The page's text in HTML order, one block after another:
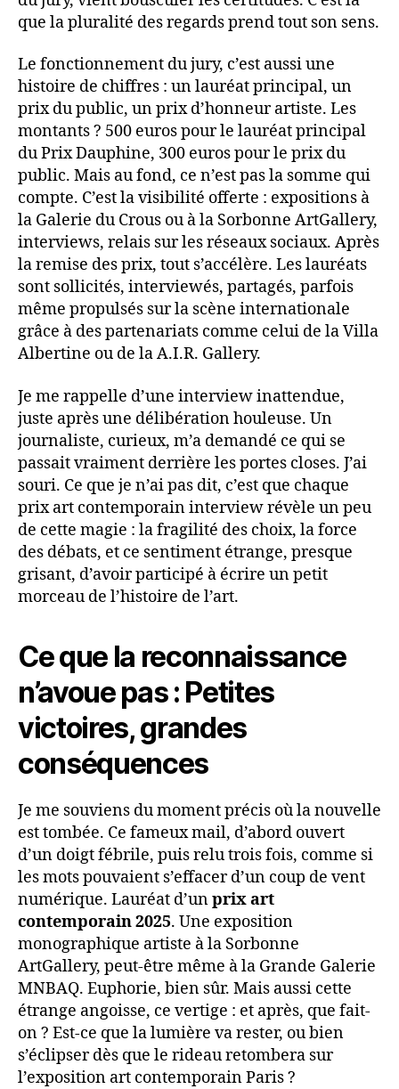
que la pluralité des regards prend tout son sens.
Le fonctionnement du jury, c’est aussi une
histoire de chiffres : un lauréat principal, un
prix du public, un prix d’honneur artiste. Les
montants ? 500 euros pour le lauréat principal
du Prix Dauphine, 300 euros pour le prix du
public. Mais au fond, ce n’est pas la somme qui
compte. C’est la visibilité offerte : expositions à
la Galerie du Crous ou à la Sorbonne ArtGallery,
interviews, relais sur les réseaux sociaux. Après
la remise des prix, tout s’accélère. Les lauréats
sont sollicités, interviewés, partagés, parfois
même propulsés sur la scène internationale
grâce à des partenariats comme celui de la Villa
Albertine ou de la A.I.R. Gallery.
Je me rappelle d’une interview inattendue,
juste après une délibération houleuse. Un
journaliste, curieux, m’a demandé ce qui se
passait vraiment derrière les portes closes. J’ai
souri. Ce que je n’ai pas dit, c’est que chaque
prix art contemporain interview révèle un peu
de cette magie : la fragilité des choix, la force
des débats, et ce sentiment étrange, presque
grisant, d’avoir participé à écrire un petit
morceau de l’histoire de l’art.
Ce que la reconnaissance
n’avoue pas : Petites
victoires, grandes
conséquences
Je me souviens du moment précis où la nouvelle
est tombée. Ce fameux mail, d’abord ouvert
d’un doigt fébrile, puis relu trois fois, comme si
les mots pouvaient s’effacer d’un coup de vent
numérique. Lauréat d’unprix art
contemporain 2025. Une exposition
monographique artiste à la Sorbonne
ArtGallery, peut-être même à la Grande Galerie
MNBAQ. Euphorie, bien sûr. Mais aussi cette
étrange angoisse, ce vertige : et après, que fait-
on ? Est-ce que la lumière va rester, ou bien
s’éclipser dès que le rideau retombera sur
l’exposition art contemporain Paris ?